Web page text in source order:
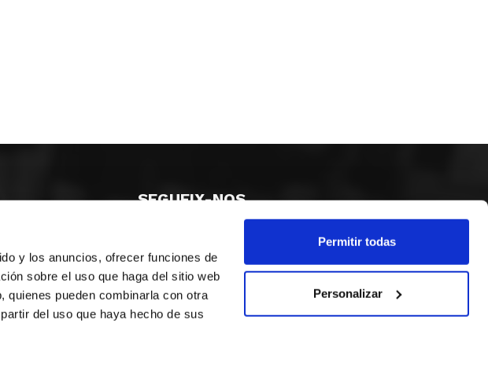
y los anuncios, ofrecer funciones de
sobre el uso que haga del sitio web
quienes pueden combinarla con otra
del uso que haya hecho de sus
Permitir todas
Personalizar
SEGUEIX-NOS